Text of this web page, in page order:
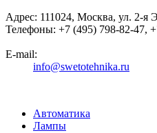
Адрес: 111024, Москва, ул. 2-я
Телефоны: +7 (495) 798-82-47,
E-mail:
info@swetotehnika.ru
Автоматика
Лампы